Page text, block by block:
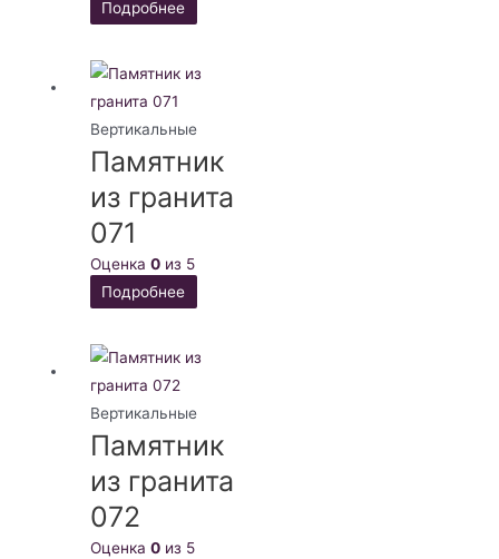
Подробнее
Вертикальные
Памятник
из гранита
071
Оценка0 из 5
Подробнее
Вертикальные
Памятник
из гранита
072
Оценка0 из 5